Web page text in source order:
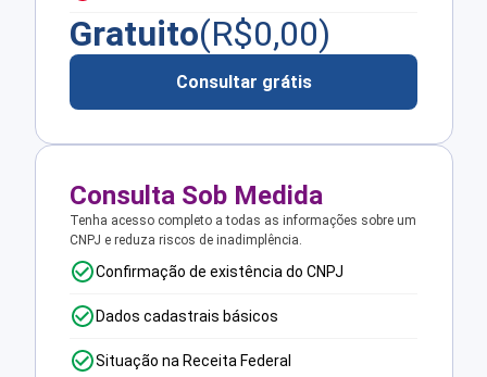
Gratuito(R$0,00)
Consultar grátis
Consulta Sob Medida
Tenha acesso completo a todas as informações sobre um
CNPJ e reduza riscos de inadimplência.
Confirmação de existência do CNPJ
Dados cadastrais básicos
Situação na Receita Federal